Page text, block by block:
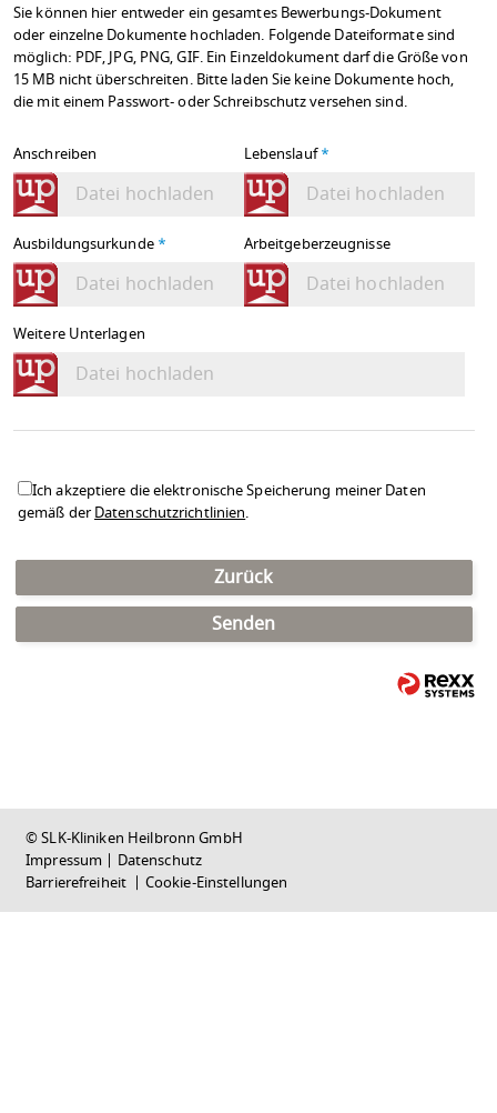
Sie können hier entweder ein gesamtes Bewerbungs-Dokument
oder einzelne Dokumente hochladen. Folgende Dateiformate sind
möglich: PDF, JPG, PNG, GIF. Ein Einzeldokument darf die Größe von
15 MB nicht überschreiten. Bitte laden Sie keine Dokumente hoch,
die mit einem Passwort- oder Schreibschutz versehen sind.
Anschreiben
Datei hochladen
Lebenslauf*
Datei hochladen
Ausbildungsurkunde *
Datei hochladen
Arbeitgeberzeugnisse
Datei hochladen
Weitere Unterlagen
Datei hochladen
Ich akzeptiere die elektronische Speicherung meiner Daten
gemäß derDatenschutzrichtlinien.
Zurück
Senden
© SLK-Kliniken Heilbronn GmbH
Impressum | Datenschutz
Barrierefreiheit | Cookie-Einstellungen